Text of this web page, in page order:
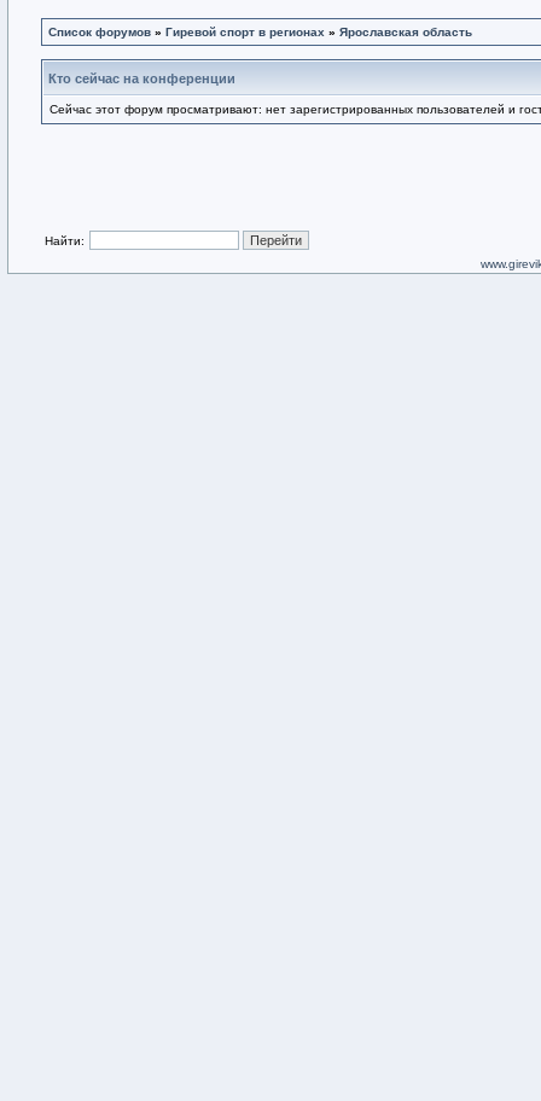
Список форумов » Гиревой спорт в регионах » Ярославская область
Кто сейчас на конференции
Сейчас этот форум просматривают: нет зарегистрированных пользователей и
Найти: